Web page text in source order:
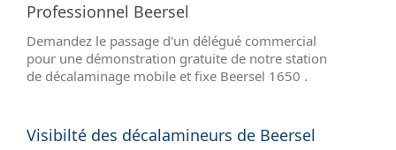
Professionnel Beersel
Demandez le passage d'un délégué commercial
pour une démonstration gratuite de notre station
de décalaminage mobile et fixe Beersel 1650 .
Visibilté des décalamineurs de Beersel